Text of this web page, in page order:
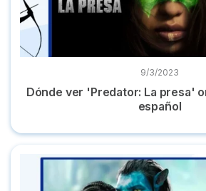
9/3/2023
Dónde ver 'Predator: La presa'
español
Dónde ver 'Avatar' online la película